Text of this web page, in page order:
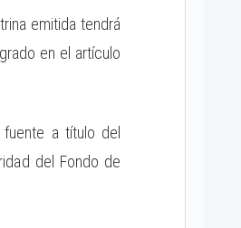
emitida tendrá
en el artículo
a título del
del Fondo de